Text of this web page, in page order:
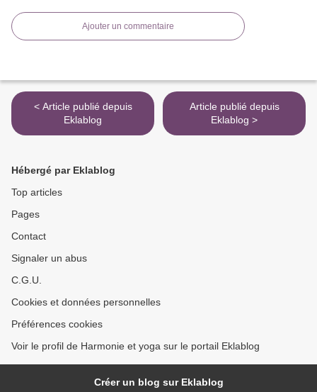
Ajouter un commentaire
< Article publié depuis
Eklablog
Article publié depuis
Eklablog >
Hébergé par Eklablog
Top articles
Pages
Contact
Signaler un abus
C.G.U.
Cookies et données personnelles
Préférences cookies
Voir le profil de Harmonie et yoga sur le portail Eklablog
Créer un blog sur Eklablog